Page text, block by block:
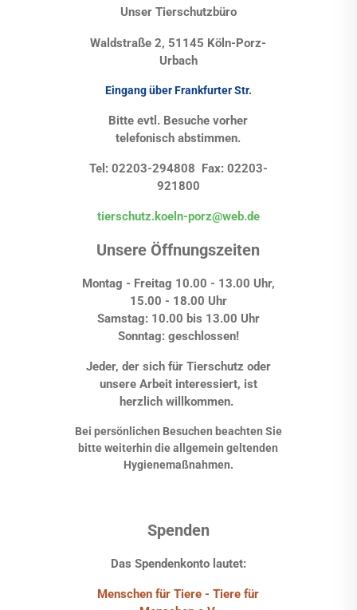
Unser Tierschutzbüro
Waldstraße 2, 51145 Köln-Porz-
Urbach
Eingang über Frankfurter Str.
Bitte evtl. Besuche vorher
telefonisch abstimmen.
Tel: 02203-294808 Fax: 02203-
921800
tierschutz.koeln-porz@web.de
Unsere Öffnungszeiten
Montag - Freitag 10.00 - 13.00 Uhr,
15.00 - 18.00 Uhr
Samstag: 10.00 bis 13.00 Uhr
Sonntag: geschlossen!
Jeder, der sich für Tierschutz oder
unsere Arbeit interessiert, ist
herzlich willkommen.
Bei persönlichen Besuchen beachten Sie
bitte weiterhin die allgemein geltenden
Hygienemaßnahmen.
Spenden
Das Spendenkonto lautet:
Menschen für Tiere - Tiere für